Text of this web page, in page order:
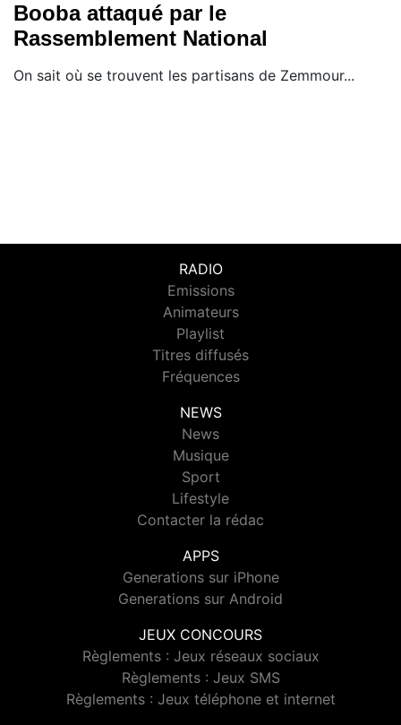
Booba attaqué par le
Rassemblement National
On sait où se trouvent les partisans de Zemmour...
RADIO
Emissions
Animateurs
Playlist
Titres diffusés
Fréquences
NEWS
News
Musique
Sport
Lifestyle
Contacter la rédac
APPS
Generations sur iPhone
Generations sur Android
JEUX CONCOURS
Règlements : Jeux réseaux sociaux
Règlements : Jeux SMS
Règlements : Jeux téléphone et internet